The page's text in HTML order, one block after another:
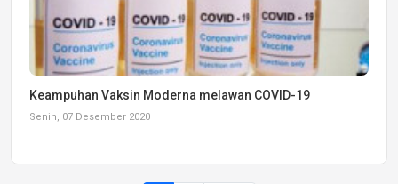
Keampuhan Vaksin Moderna melawan COVID-19
Senin, 07 Desember 2020